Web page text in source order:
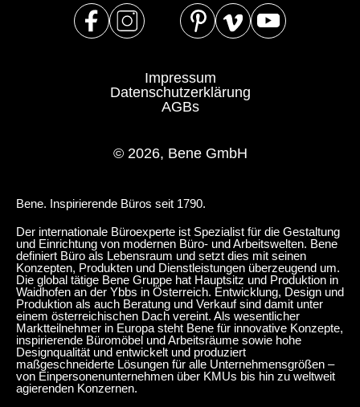
© 2026, Bene GmbH
Impressum
Datenschutzerklärung
AGBs
Bene. Inspirierende Büros seit 1790.
Der internationale Büroexperte ist Spezialist für die Gestaltung
und Einrichtung von modernen Büro- und Arbeitswelten. Bene
definiert Büro als Lebensraum und setzt dies mit seinen
Konzepten, Produkten und Dienstleistungen überzeugend um.
Die global tätige Bene Gruppe hat Hauptsitz und Produktion in
Waidhofen an der Ybbs in Österreich. Entwicklung, Design und
Produktion als auch Beratung und Verkauf sind damit unter
einem österreichischen Dach vereint. Als wesentlicher
Marktteilnehmer in Europa steht Bene für innovative Konzepte,
inspirierende Büromöbel und Arbeitsräume sowie hohe
Designqualität und entwickelt und produziert
maßgeschneiderte Lösungen für alle Unternehmensgrößen –
von Einpersonenunternehmen über KMUs bis hin zu weltweit
agierenden Konzernen.